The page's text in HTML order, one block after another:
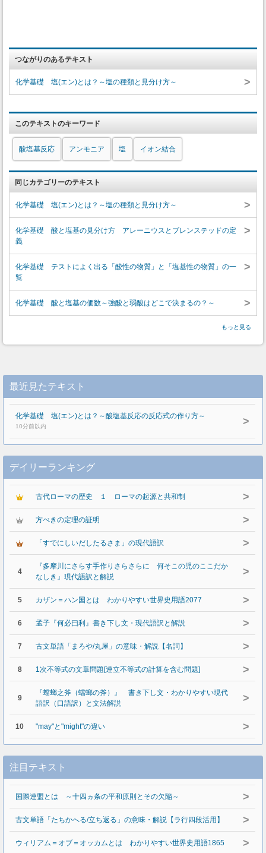
つながりのあるテキスト
化学基礎 塩(エン)とは？～塩の種類と見分け方～ >
このテキストのキーワード
酸塩基反応 アンモニア 塩 イオン結合
同じカテゴリーのテキスト
化学基礎 塩(エン)とは？～塩の種類と見分け方～ >
化学基礎 酸と塩基の見分け方 アレーニウスとブレンステッドの定
義
>
化学基礎 テストによく出る「酸性の物質」と「塩基性の物質」の一
覧
>
化学基礎 酸と塩基の価数～強酸と弱酸はどこで決まるの？～ >
もっと見る
最近見たテキスト
化学基礎 塩(エン)とは？～酸塩基反応の反応式の作り方～
10分前以内 >
デイリーランキング
古代ローマの歴史 １ ローマの起源と共和制 >
方べきの定理の証明 >
「すでにしいだしたるさま」の現代語訳 >
4
『多摩川にさらす手作りさらさらに 何そこの児のここだか
なしき』現代語訳と解説
>
5 カザン＝ハン国とは わかりやすい世界史用語2077 >
6 孟子『何必曰利』書き下し文・現代語訳と解説 >
7 古文単語「まろや/丸屋」の意味・解説【名詞】 >
8 1次不等式の文章問題[連立不等式の計算を含む問題] >
9
『蟷螂之斧（蟷螂の斧）』 書き下し文・わかりやすい現代
語訳（口語訳）と文法解説
>
10 "may"と"might"の違い >
注目テキスト
国際連盟とは ～十四ヵ条の平和原則とその欠陥～ >
古文単語「たちかへる/立ち返る」の意味・解説【ラ行四段活用】 >
ウィリアム＝オブ＝オッカムとは わかりやすい世界史用語1865 >